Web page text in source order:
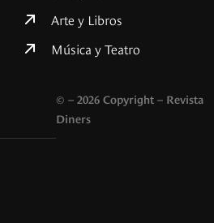
Arte y Libros
Música y Teatro
© – 2026 Copyright – Revista
Diners